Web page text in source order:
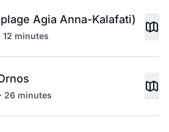
Agia Anna-Kalafati)
12 minutes
26 minutes